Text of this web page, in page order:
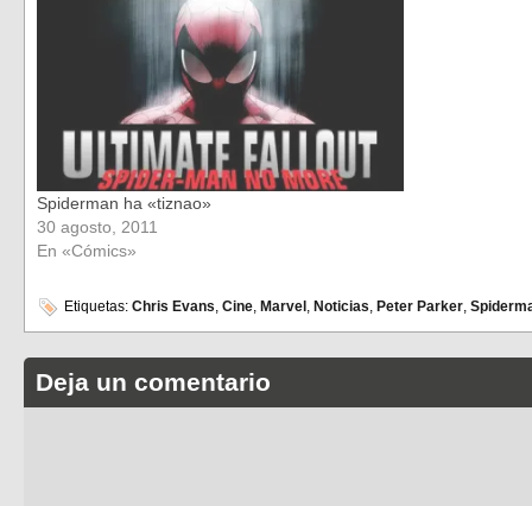
Spiderman ha «tiznao»
30 agosto, 2011
En «Cómics»
Etiquetas: Chris Evans, Cine, Marvel , Noticias, Peter Parker,
Deja un comentario